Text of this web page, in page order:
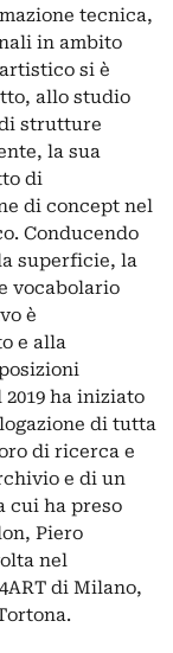
tecnica,
in ambito
si è
allo studio
strutture
la sua
di
di concept nel
Conducendo
superficie, la
vocabolario
è
e alla
ha iniziato
di tutta
di ricerca e
e di un
cui ha preso
Piero
nel
di Milano,